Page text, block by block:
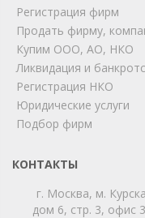
Регистрация фирм
Продать фирму,
Купим ООО, АО, НКО
Ликвидация и
Регистрация НКО
Юридические услуги
Подбор фирм
КОНТАКТЫ
г. Москва, м.
дом 6, стр. 3,
Мы на связи!
Позвоните нам или
удобный
Telegram
Телефон